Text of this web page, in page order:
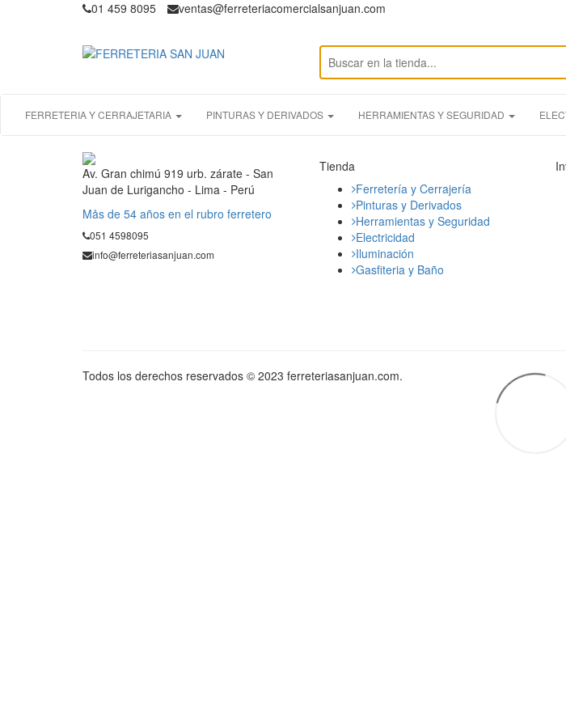
01 459 8095 ventas@ferreteriacomercialsanjuan.com
FERRETERIA Y CERRAJETARIA PINTURAS Y DERIVADOS HERRAMIENTAS Y SEGURIDAD
Av. Gran chimú 919 urb. zárate - San
Juan de Lurigancho - Lima - Perú
Mås de 54 años en el rubro ferretero
051 4598095
info@ferreteriasanjuan.com
Tienda
Ferretería y Cerrajería
Pinturas y Derivados
Herramientas y Seguridad
Electricidad
Iluminación
Gasfiteria y Baño
Todos los derechos reservados © 2023 ferreteriasanjuan.com.